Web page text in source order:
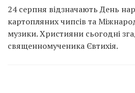
24 серпня відзначають День
картопляних чипсів та
музики. Християни сьогодні
священномученика Євтихія.